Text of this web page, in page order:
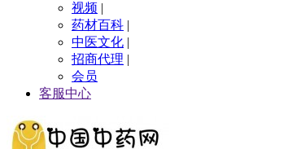
视频 |
药材百科 |
中医文化 |
招商代理 |
会员
客服中心